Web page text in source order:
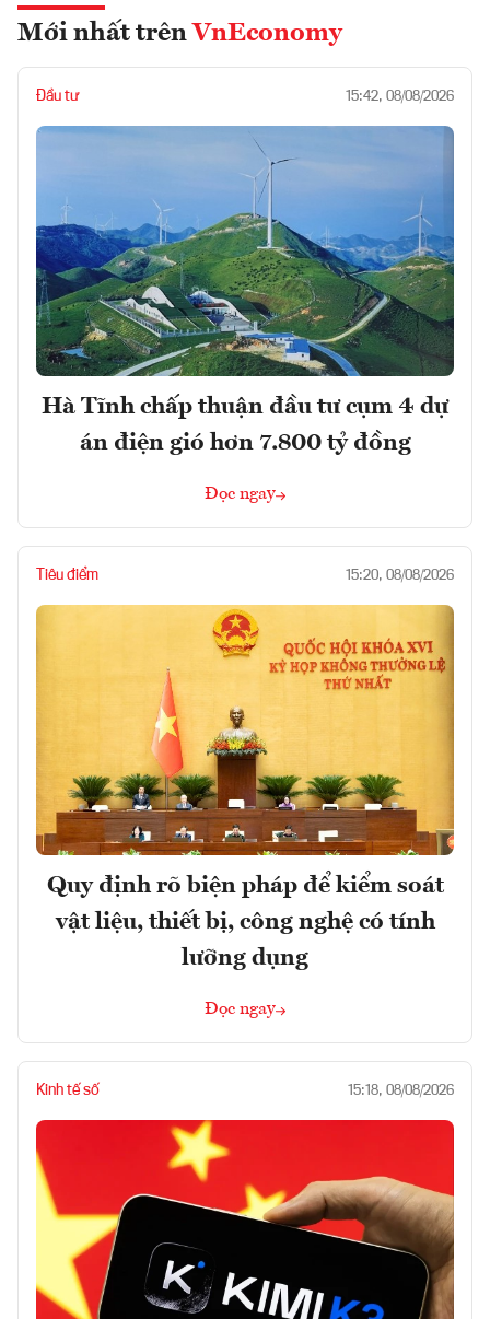
Mới nhất trên VnEconomy
Đầu tư 15:42, 08/08/2026
Hà Tĩnh chấp thuận đầu tư cụm 4 dự
án điện gió hơn 7.800 tỷ đồng
Đọc ngay
Tiêu điểm 15:20, 08/08/2026
Quy định rõ biện pháp để kiểm soát
vật liệu, thiết bị, công nghệ có tính
lưỡng dụng
Đọc ngay
Kinh tế số 15:18, 08/08/2026